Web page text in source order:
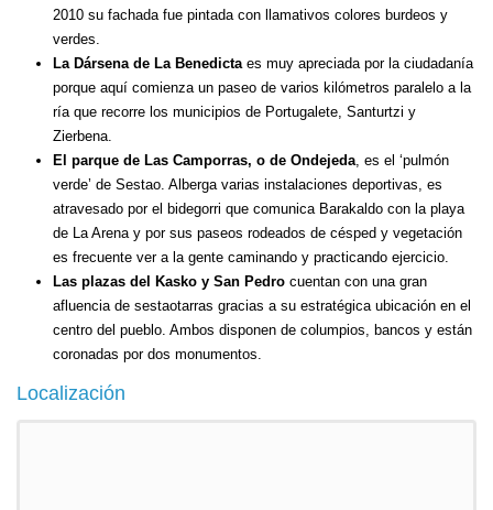
2010 su fachada fue pintada con llamativos colores burdeos y
verdes.
La Dársena de La Benedictaes muy apreciada por la ciudadanía
porque aquí comienza un paseo de varios kilómetros paralelo a la
ría que recorre los municipios de Portugalete, Santurtzi y
Zierbena.
El parque de Las Camporras, o de Ondejeda, es el ‘pulmón
verde’ de Sestao. Alberga varias instalaciones deportivas, es
atravesado por el bidegorri que comunica Barakaldo con la playa
de La Arena y por sus paseos rodeados de césped y vegetación
es frecuente ver a la gente caminando y practicando ejercicio.
Las plazas del Kasko y San Pedrocuentan con una gran
afluencia de sestaotarras gracias a su estratégica ubicación en el
centro del pueblo. Ambos disponen de columpios, bancos y están
coronadas por dos monumentos.
Localización